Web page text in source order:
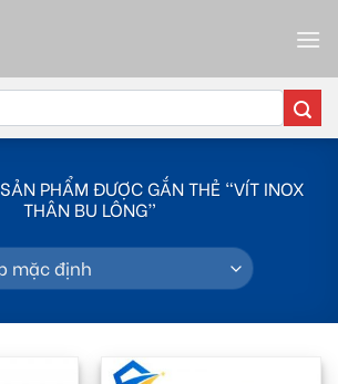
SẢN PHẨM ĐƯỢC GẮN THẺ “VÍT INOX
THÂN BU LÔNG”